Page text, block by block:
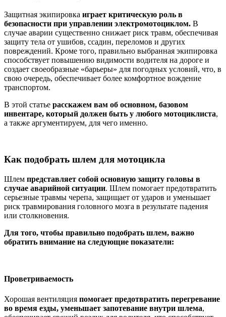
Защитная экипировка играет критическую роль в
безопасности при управлении электромотоциклом. В
случае аварии существенно снижает риск травм, обеспечивая
защиту тела от ушибов, ссадин, переломов и других
повреждений. Кроме того, правильно выбранная экипировка
способствует повышению видимости водителя на дороге и
создает своеобразные «барьеры» для погодных условий, что, в
свою очередь, обеспечивает более комфортное вождение
транспортом.
В этой статье расскажем вам об основном, базовом
инвентаре, который должен быть у любого мотоциклиста,
а также аргументируем, для чего именно.
Как подобрать шлем для мотоцикла
Шлем представляет собой основную защиту головы в
случае аварийной ситуации. Шлем помогает предотвратить
серьезные травмы черепа, защищает от ударов и уменьшает
риск травмирования головного мозга в результате падения
или столкновения.
Для того, чтобы правильно подобрать шлем, важно
обратить внимание на следующие показатели:
Проветриваемость
Хорошая вентиляция помогает предотвратить перегревание
во время езды, уменьшает запотевание внутри шлема,